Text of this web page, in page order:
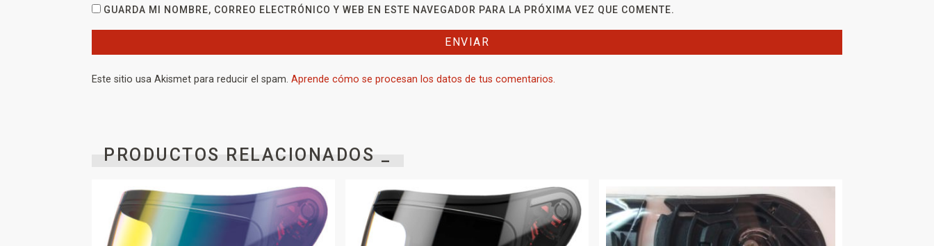
GUARDA MI NOMBRE, CORREO ELECTRÓNICO Y WEB EN ESTE NAVEGADOR PARA LA PRÓXIMA VEZ QUE COMENTE.
Este sitio usa Akismet para reducir el spam. Aprende cómo se procesan los datos de tus comentarios.
PRODUCTOS RELACIONADOS _